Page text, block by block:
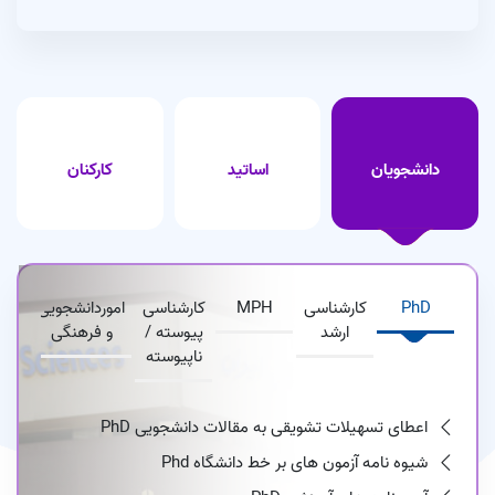
بحران
دانشجویان اساتید کارکنان
PhD
کارشناسی
ارشد
MPH
کارشناسی
پیوسته /
ناپیوسته
اموردانشجویی
و فرهنگی
اعطای تسهیلات تشویقی به مقالات دانشجویی PhD
شیوه نامه آزمون های بر خط دانشگاه Phd